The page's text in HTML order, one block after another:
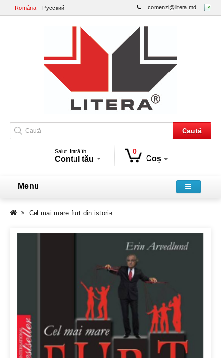
Româna Русский comenzi@litera.md
Caută
Salut. Intră în
Contul tău
0
Coș
Menu
Cel mai mare furt din istorie